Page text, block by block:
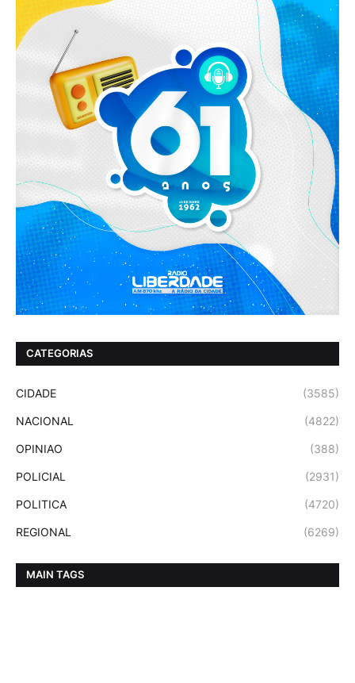
CATEGORIAS
CIDADE (3585)
NACIONAL (4822)
OPINIAO (388)
POLICIAL (2931)
POLITICA (4720)
REGIONAL (6269)
MAIN TAGS